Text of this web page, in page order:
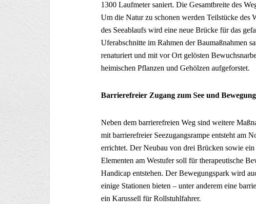
1300 Laufmeter saniert. Die Gesamtbreite des
Um die Natur zu schonen werden Teilstücke des
des Seeablaufs wird eine neue Brücke für das
Uferabschnitte im Rahmen der Baumaßnahmen
renaturiert und mit vor Ort gelösten
heimischen Pflanzen und Gehölzen aufgeforstet.
Barrierefreier Zugang zum See und
Neben dem barrierefreien Weg sind weitere
mit barrierefreier Seezugangsrampe entsteht am
errichtet. Der Neubau von drei Brücken sowie
Elementen am Westufer soll für therapeutische
Handicap entstehen. Der Bewegungspark wird
einige Stationen bieten – unter anderem eine
ein Karussell für Rollstuhlfahrer.